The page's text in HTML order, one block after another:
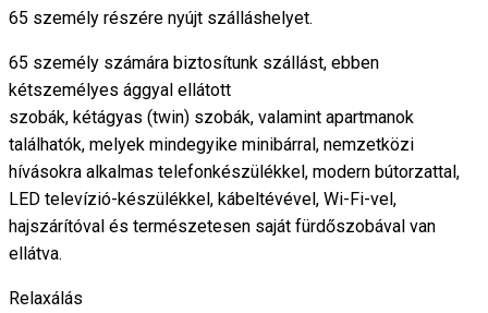
65 személy részére nyújt szálláshelyet.
65 személy számára biztosítunk szállást, ebben
kétszemélyes ággyal ellátott
szobák, kétágyas (twin) szobák, valamint apartmanok
találhatók, melyek mindegyike minibárral, nemzetközi
hívásokra alkalmas telefonkészülékkel, modern bútorzattal,
LED televízió-készülékkel, kábeltévével, Wi-Fi-vel,
hajszárítóval és természetesen saját fürdőszobával van
ellátva.
Relaxálás